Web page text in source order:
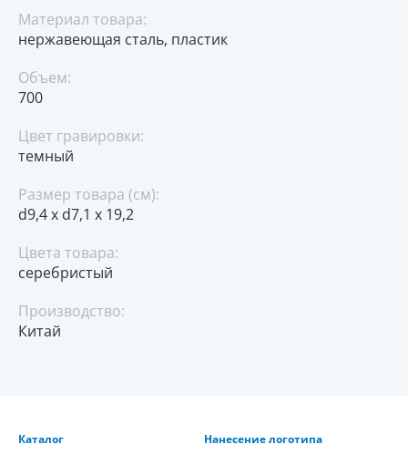
Материал товара:
нержавеющая сталь, пластик
Объем:
700
Цвет гравировки:
темный
Размер товара (см):
d9,4 х d7,1 х 19,2
Цвета товара:
серебристый
Производство:
Китай
Каталог Нанесение логотипа